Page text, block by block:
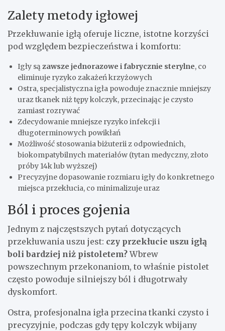
Zalety metody igłowej
Przekłuwanie igłą oferuje liczne, istotne korzyści
pod względem bezpieczeństwa i komfortu:
Igły są zawsze jednorazowe i fabrycznie sterylne, co
eliminuje ryzyko zakażeń krzyżowych
Ostra, specjalistyczna igła powoduje znacznie mniejszy
uraz tkanek niż tępy kolczyk, przecinając je czysto
zamiast rozrywać
Zdecydowanie mniejsze ryzyko infekcji i
długoterminowych powikłań
Możliwość stosowania biżuterii z odpowiednich,
biokompatybilnych materiałów (tytan medyczny, złoto
próby 14k lub wyższej)
Precyzyjne dopasowanie rozmiaru igły do konkretnego
miejsca przekłucia, co minimalizuje uraz
Ból i proces gojenia
Jednym z najczęstszych pytań dotyczących
przekłuwania uszu jest: czy przekłucie uszu igłą
boli bardziej niż pistoletem?Wbrew
powszechnym przekonaniom, to właśnie pistolet
często powoduje silniejszy ból i długotrwały
dyskomfort.
Ostra, profesjonalna igła przecina tkanki czysto i
precyzyjnie, podczas gdy tępy kolczyk wbijany